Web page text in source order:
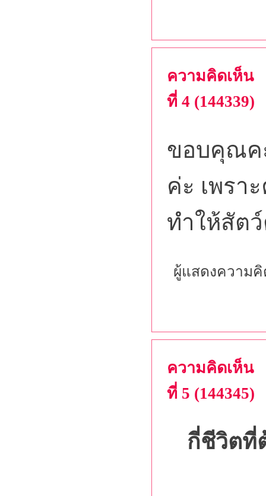
ความคิดเห็น
ที่ 4 (144339)
ขอบคุณค
ค่ะ เพรา
ทำให้สัต
ผู้แสดงความคิ
ความคิดเห็น
ที่ 5 (144345)
กี่ชีวิตที่